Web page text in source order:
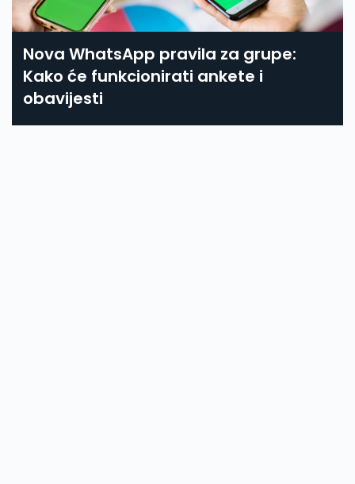
Nova WhatsApp pravila za grupe:
Kako će funkcionirati ankete i
obavijesti